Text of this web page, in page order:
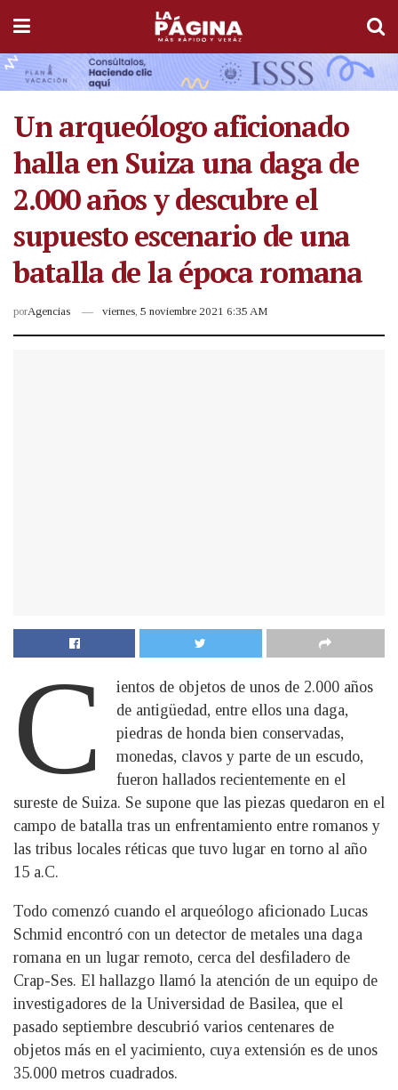
Un arqueólogo aficionado
halla en Suiza una daga de
2.000 años y descubre el
supuesto escenario de una
batalla de la época romana
porAgencias viernes, 5 noviembre 2021 6:35 AM
C
ientos de objetos de unos de 2.000 años
de antigüedad, entre ellos una daga,
piedras de honda bien conservadas,
monedas, clavos y parte de un escudo,
fueron hallados recientemente en el
sureste de Suiza. Se supone que las piezas quedaron en el
campo de batalla tras un enfrentamiento entre romanos y
las tribus locales réticas que tuvo lugar en torno al año
15 a.C.
Todo comenzó cuando el arqueólogo aficionado Lucas
Schmid encontró con un detector de metales una daga
romana en un lugar remoto, cerca del desfiladero de
Crap-Ses. El hallazgo llamó la atención de un equipo de
investigadores de la Universidad de Basilea, que el
pasado septiembre descubrió varios centenares de
objetos más en el yacimiento, cuya extensión es de unos
35.000 metros cuadrados.